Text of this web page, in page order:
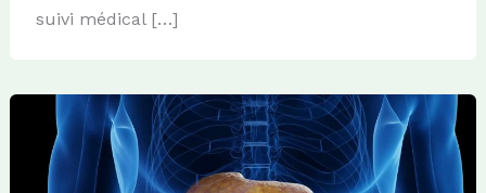
suivi médical […]